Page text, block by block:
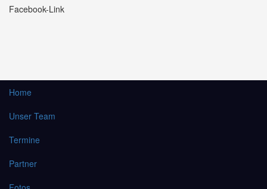
Facebook-Link
Home
Unser Team
Termine
Partner